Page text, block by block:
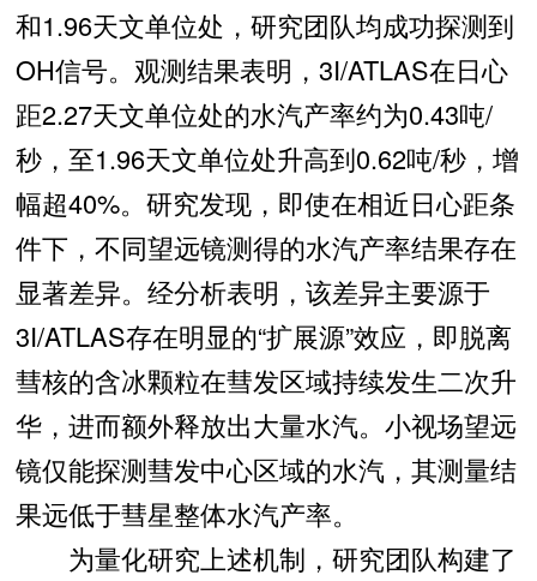
和1.96天文单位处，研究团队均成功探测到
OH信号。观测结果表明，3I/ATLAS在日心
距2.27天文单位处的水汽产率约为0.43吨/
秒，至1.96天文单位处升高到0.62吨/秒，增
幅超40%。研究发现，即使在相近日心距条
件下，不同望远镜测得的水汽产率结果存在
显著差异。经分析表明，该差异主要源于
3I/ATLAS存在明显的“扩展源”效应，即脱离
彗核的含冰颗粒在彗发区域持续发生二次升
华，进而额外释放出大量水汽。小视场望远
镜仅能探测彗发中心区域的水汽，其测量结
果远低于彗星整体水汽产率。
为量化研究上述机制，研究团队构建了